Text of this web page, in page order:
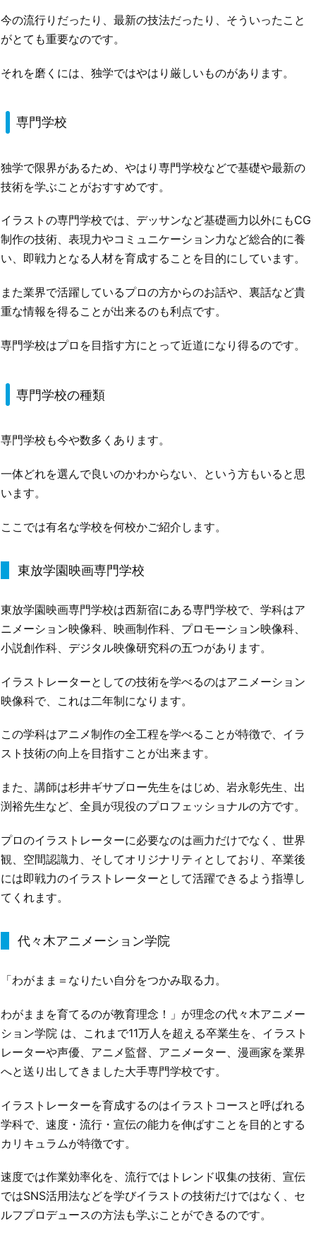
今の流行りだったり、最新の技法だったり、そういったこと
がとても重要なのです。
それを磨くには、独学ではやはり厳しいものがあります。
専門学校
独学で限界があるため、やはり専門学校などで基礎や最新の
技術を学ぶことがおすすめです。
イラストの専門学校では、デッサンなど基礎画力以外にもCG
制作の技術、表現力やコミュニケーション力など総合的に養
い、即戦力となる人材を育成することを目的にしています。
また業界で活躍しているプロの方からのお話や、裏話など貴
重な情報を得ることが出来るのも利点です。
専門学校はプロを目指す方にとって近道になり得るのです。
専門学校の種類
専門学校も今や数多くあります。
一体どれを選んで良いのかわからない、という方もいると思
います。
ここでは有名な学校を何校かご紹介します。
東放学園映画専門学校
東放学園映画専門学校は西新宿にある専門学校で、学科はア
ニメーション映像科、映画制作科、プロモーション映像科、
小説創作科、デジタル映像研究科の五つがあります。
イラストレーターとしての技術を学べるのはアニメーション
映像科で、これは二年制になります。
この学科はアニメ制作の全工程を学べることが特徴で、イラ
スト技術の向上を目指すことが出来ます。
また、講師は杉井ギサブロー先生をはじめ、岩永彰先生、出
渕裕先生など、全員が現役のプロフェッショナルの方です。
プロのイラストレーターに必要なのは画力だけでなく、世界
観、空間認識力、そしてオリジナリティとしており、卒業後
には即戦力のイラストレーターとして活躍できるよう指導し
てくれます。
代々木アニメーション学院
「わがまま＝なりたい自分をつかみ取る力。
わがままを育てるのが教育理念！」が理念の代々木アニメー
ション学院 は、これまで11万人を超える卒業生を、イラスト
レーターや声優、アニメ監督、アニメーター、漫画家を業界
へと送り出してきました大手専門学校です。
イラストレーターを育成するのはイラストコースと呼ばれる
学科で、速度・流行・宣伝の能力を伸ばすことを目的とする
カリキュラムが特徴です。
速度では作業効率化を、流行ではトレンド収集の技術、宣伝
ではSNS活用法などを学びイラストの技術だけではなく、セ
ルフプロデュースの方法も学ぶことができるのです。